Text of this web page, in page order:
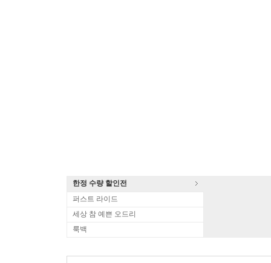
한정 수량 할인전
퍼스트 라이드
세상 참 예쁜 오드리
룩백